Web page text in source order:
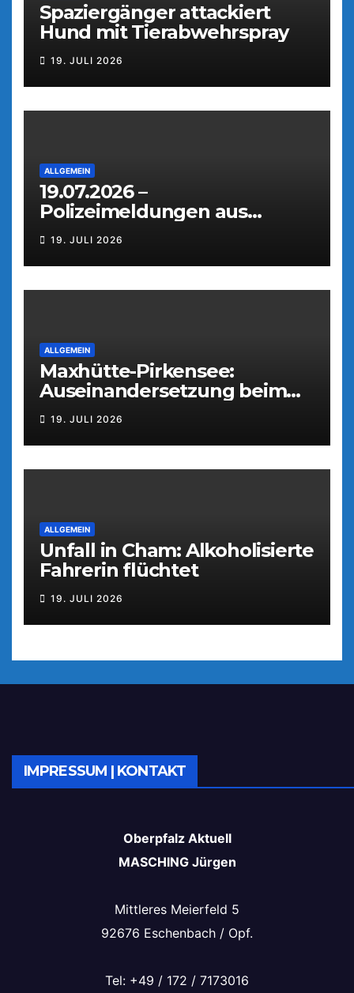
Spaziergänger attackiert
Hund mit Tierabwehrspray
19. JULI 2026
ALLGEMEIN
19.07.2026 –
Polizeimeldungen aus
Weiden
19. JULI 2026
ALLGEMEIN
Maxhütte-Pirkensee:
Auseinandersetzung beim
Parkfest
19. JULI 2026
ALLGEMEIN
Unfall in Cham: Alkoholisierte
Fahrerin flüchtet
19. JULI 2026
IMPRESSUM | KONTAKT
Oberpfalz Aktuell
MASCHING Jürgen
Mittleres Meierfeld 5
92676 Eschenbach / Opf.
Tel: +49 / 172 / 7173016